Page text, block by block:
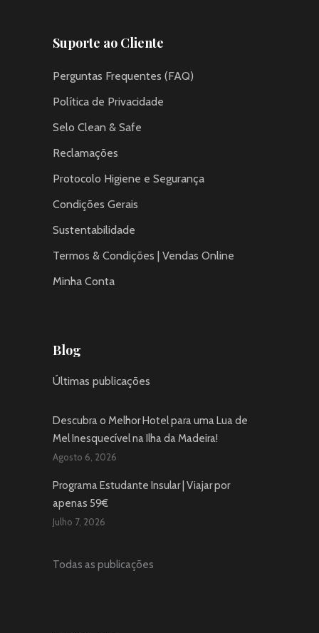
Suporte ao Cliente
Perguntas Frequentes (FAQ)
Política de Privacidade
Selo Clean & Safe
Reclamações
Protocolo Higiene e Segurança
Condições Gerais
Sustentabilidade
Termos & Condições | Vendas Online
Minha Conta
Blog
Últimas publicações
Descubra o Melhor Hotel para uma Lua de
Mel Inesquecível na Ilha da Madeira!
Agosto 6, 2026
Programa Estudante Insular | Viajar por
apenas 59€
Julho 7, 2026
Todas as publicações